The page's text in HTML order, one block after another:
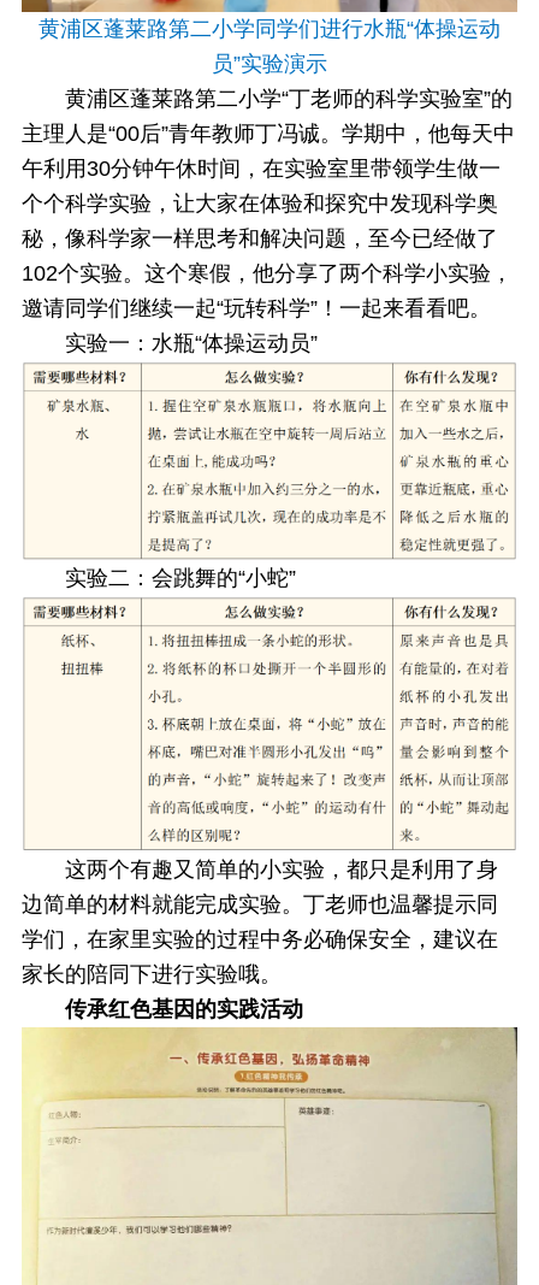
黄浦区蓬莱路第二小学同学们进行水瓶“体操运动
员”实验演示
黄浦区蓬莱路第二小学“丁老师的科学实验室”的
主理人是“00后”青年教师丁冯诚。学期中，他每天中
午利用30分钟午休时间，在实验室里带领学生做一
个个科学实验，让大家在体验和探究中发现科学奥
秘，像科学家一样思考和解决问题，至今已经做了
102个实验。这个寒假，他分享了两个科学小实验，
邀请同学们继续一起“玩转科学”！一起来看看吧。
实验一：水瓶“体操运动员”
实验二：会跳舞的“小蛇”
这两个有趣又简单的小实验，都只是利用了身
边简单的材料就能完成实验。丁老师也温馨提示同
学们，在家里实验的过程中务必确保安全，建议在
家长的陪同下进行实验哦。
传承红色基因的实践活动